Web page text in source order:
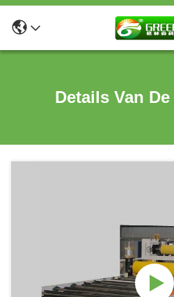
Details Van